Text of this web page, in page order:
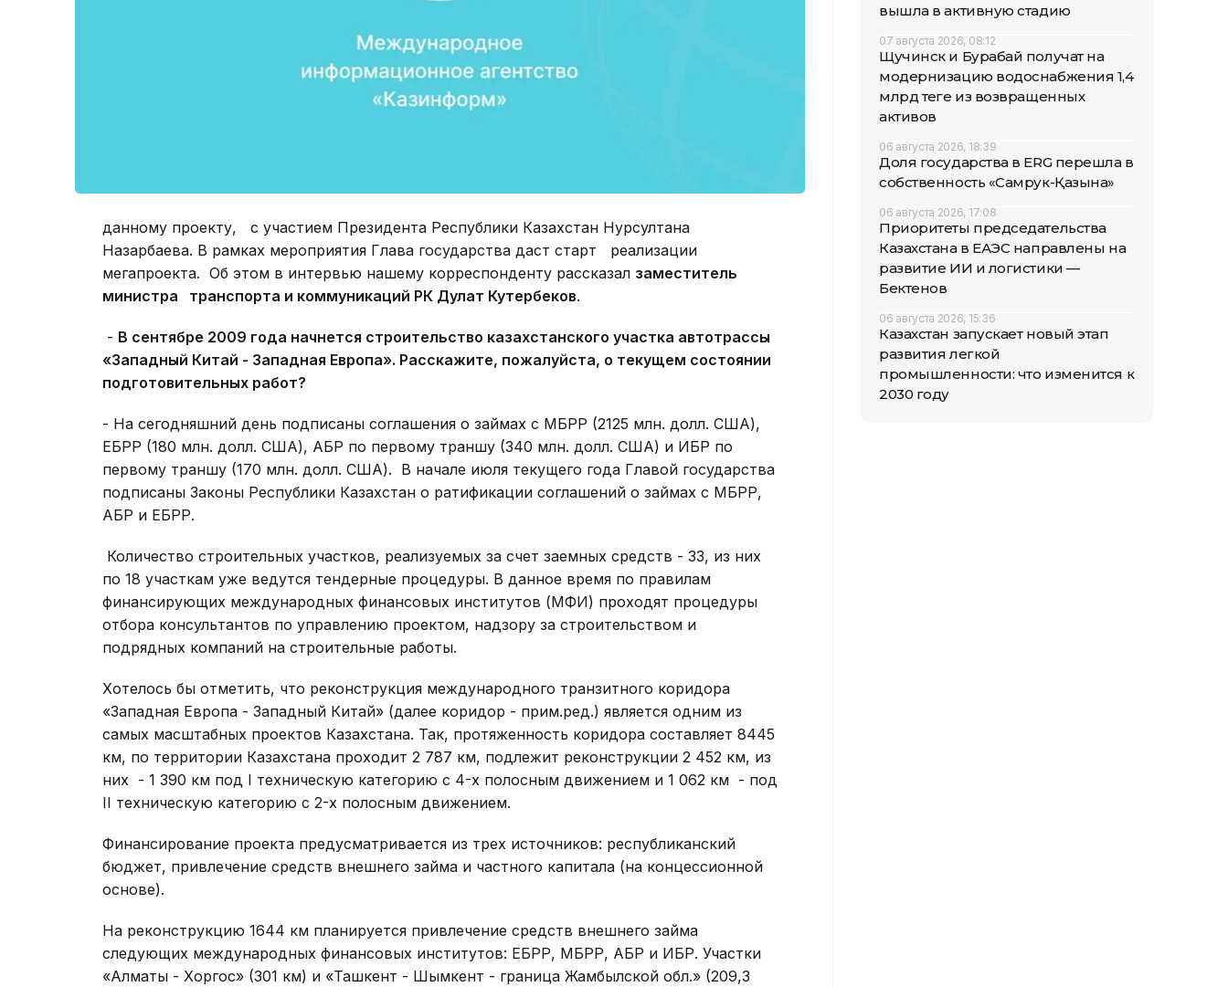
данному проекту, с участием Президента Республики Казахстан Нурсултана
Назарбаева. В рамках мероприятия Глава государства даст старт реализации
мегапроекта. Об этом в интервью нашему корреспонденту рассказал заместитель
министра транспорта и коммуникаций РК Дулат Кутербеков.
- В сентябре 2009 года начнется строительство казахстанского участка автотрассы
«Западный Китай - Западная Европа». Расскажите, пожалуйста, о текущем состоянии
подготовительных работ?
- На сегодняшний день подписаны соглашения о займах с МБРР (2125 млн. долл. США),
ЕБРР (180 млн. долл. США), АБР по первому траншу (340 млн. долл. США) и ИБР по
первому траншу (170 млн. долл. США). В начале июля текущего года Главой государства
подписаны Законы Республики Казахстан о ратификации соглашений о займах с МБРР,
АБР и ЕБРР.
Количество строительных участков, реализуемых за счет заемных средств - 33, из них
по 18 участкам уже ведутся тендерные процедуры. В данное время по правилам
финансирующих международных финансовых институтов (МФИ) проходят процедуры
отбора консультантов по управлению проектом, надзору за строительством и
подрядных компаний на строительные работы.
Хотелось бы отметить, что реконструкция международного транзитного коридора
«Западная Европа - Западный Китай» (далее коридор - прим.ред.) является одним из
самых масштабных проектов Казахстана. Так, протяженность коридора составляет 8445
км, по территории Казахстана проходит 2 787 км, подлежит реконструкции 2 452 км, из
них - 1 390 км под I техническую категорию с 4-х полосным движением и 1 062 км - под
II техническую категорию с 2-х полосным движением.
Финансирование проекта предусматривается из трех источников: республиканский
бюджет, привлечение средств внешнего займа и частного капитала (на концессионной
основе).
На реконструкцию 1644 км планируется привлечение средств внешнего займа
следующих международных финансовых институтов: ЕБРР, МБРР, АБР и ИБР. Участки
«Алматы - Хоргос» (301 км) и «Ташкент - Шымкент - граница Жамбылской обл.» (209,3
вышла в активную стадию
07 августа 2026, 08:12
Щучинск и Бурабай получат на
модернизацию водоснабжения 1,4
млрд теңге из возвращенных
активов
06 августа 2026, 18:39
Доля государства в ERG перешла в
собственность «Самрук-Қазына»
06 августа 2026, 17:08
Приоритеты председательства
Казахстана в ЕАЭС направлены на
развитие ИИ и логистики —
Бектенов
06 августа 2026, 15:36
Казахстан запускает новый этап
развития легкой
промышленности: что изменится к
2030 году